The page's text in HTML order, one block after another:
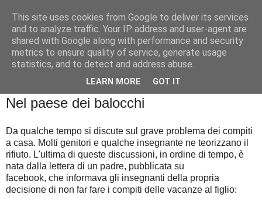
Badiale & Tringali
Nel paese dei balocchi
Da qualche tempo si discute sul grave problema dei compiti
a casa. Molti genitori e qualche insegnante ne teorizzano il
rifiuto. L'ultima di queste discussioni, in ordine di tempo, è
nata dalla lettera di un padre, pubblicata su
facebook, che informava gli insegnanti della propria
decisione di non far fare i compiti delle vacanze al figlio:
This site uses cookies from Google to deliver its services
and to analyze traffic. Your IP address and user-agent are
shared with Google along with performance and security
metrics to ensure quality of service, generate usage
statistics, and to detect and address abuse.
LEARN MORE GOT IT